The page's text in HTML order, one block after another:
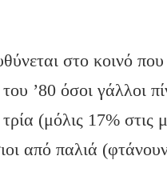
στο κοινό
’80 όσοι γάλλοι
(μόλις 17% στις
από παλιά